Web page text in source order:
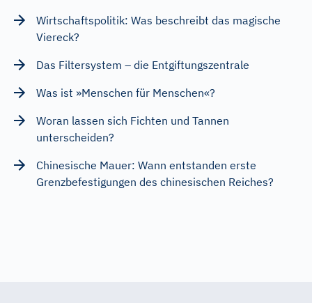
Wirtschaftspolitik: Was beschreibt das magische
Viereck?
Das Filtersystem – die Entgiftungszentrale
Was ist »Menschen für Menschen«?
Woran lassen sich Fichten und Tannen
unterscheiden?
Chinesische Mauer: Wann entstanden erste
Grenzbefestigungen des chinesischen Reiches?